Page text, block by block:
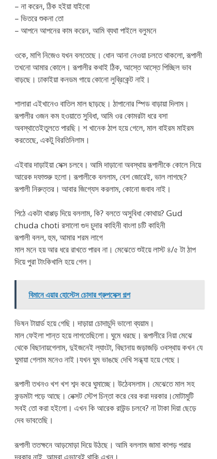
– না করেন, ঠিক হইয়া যাইবো
– ভিতরে শুকনা তো
– আপনে আপনের কাম করেন, আমি ব্যথা পাইলে বলুমনে
ওকে, মাগি নিজেও যখন বলতেছে। ধোন আনা নেওয়া চলতে থাকলো, রূপালী
তখনো আমার কোলে। রূপালীর কথাই ঠিক, আস্তে আস্তে পিচ্ছিল ভাব
বাড়ছে। ঢাকাইয়া কনডম গায়ে কোনো লুব্রিকেন্ট নাই।
শালারা এইখানেও বাতিল মাল ছাড়ছে। ঠাপানোর স্পিড বাড়ায়া দিলাম।
রূপালীর ওজন কম হওয়াতে সুবিধা, আমি ওর কোমরটা ধরে বসা
অবস্থাতেইতুলতে পারছি। শ খানেক ঠাপ হয়ে গেলে, মাল বাইরম মাইরম
করতেছে, একটু বিরতিনিলাম।
এইবার দাড়াইয়া সেক্স চলবে। আমি দাড়ানো অবস্থায় রূপালীকে কোলে নিয়ে
আরেক দফাশুরু হলো। রূপালীকে বললাম, বেশ জোরেই, ভাল লাগছে?
রূপালী নিরুত্তর। আবার জিগ্যেস করলাম, কোনো জবাব নাই।
পিঠে একটা থাপ্পড় দিয়ে বললাম, কি? বলতে অসুবিধা কোথায়? Gud
chuda choti রসালো গুদ চুদার কাহিনী বাংলা চটি কাহিনী
রূপালী বলল, হুম, আমার শরম লাগে
মাল মনে হয় আর ধরে রাখতে পারব না। মেঝেতে শুইয়ে লাস্ট ৪/৫ টা ঠাপ
দিয়ে পুরা টাংকিখালি হয়ে গেল।
বিমানে এয়ার হোস্টেস চোদার গ্রুপসেক্স গল্প
ভিষন টায়ার্ড হয়ে গেছি। দাড়ায়া চোদাচুদি ভালো ব্যয়াম।
মাল ফেইলা শান্ত হয়ে লাগতেছিলো। ঘুমে ধরছে। রূপালীরে নিয়া মেঝে
থেকে বিছানায়গেলাম, দুইজনেই ল্যাংটা, বিছানায় জড়াজড়ি ওবস্থায় কখন যে
ঘুমায়া গেলাম মনেও নাই।যখন ঘুম ভাঙছে দেখি সন্ধ্যা হয়ে গেছে।
রূপালী তখনও খশ খশ শব্দ করে ঘুমাচ্ছে। উঠেবসলাম। মেঝেতে মাল সহ
কন্ডমটা পড়ে আছে। নেক্সট স্টেপ চিন্তা করে বের করা দরকার।মোটামুটি
সবই তো করা হইলো। এখন কি আরেক রাউন্ড চলবে? না টাকা দিয়া ছেড়ে
দেব ভাবতেছি।
রূপালী ততক্ষনে আড়মোড়া দিয়ে উঠছে। আমি বললাম জামা কাপড় পরার
দরকার নাই, আমরা এভাবেই থাকি এখন।